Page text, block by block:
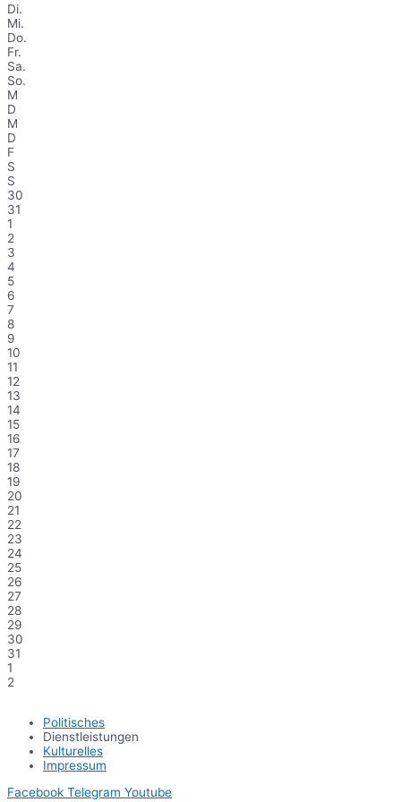
Di.
Mi.
Do.
Fr.
Sa.
So.
M
D
M
D
F
S
S
30
31
1
2
3
4
5
6
7
8
9
10
11
12
13
14
15
16
17
18
19
20
21
22
23
24
25
26
27
28
29
30
31
1
2
Politisches
Dienstleistungen
Kulturelles
Impressum
Facebook Telegram Youtube